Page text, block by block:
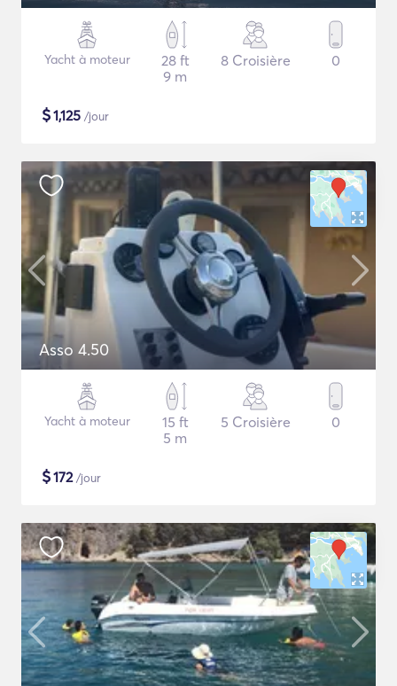
Yacht à moteur
28 ft
9 m
8 Croisière 0
$1,125 /jour
Asso 4.50
Yacht à moteur
15 ft
5 m
5 Croisière 0
$172/jour